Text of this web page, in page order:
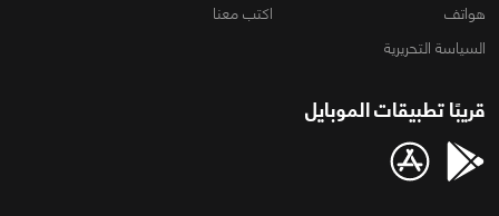
هواتف
اكتب معنا
السياسة التحريرية
قريبًا تطبيقات الموبايل